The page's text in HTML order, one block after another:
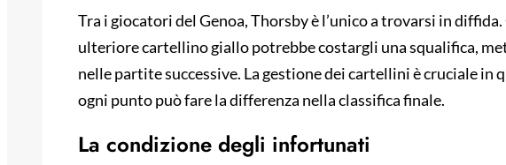
Tra i giocatori del Genoa, Thorsby è l’unico a trovarsi in
ulteriore cartellino giallo potrebbe costargli una squalifica,
nelle partite successive. La gestione dei cartellini è cruciale in
ogni punto può fare la differenza nella classifica finale.
La condizione degli infortunati